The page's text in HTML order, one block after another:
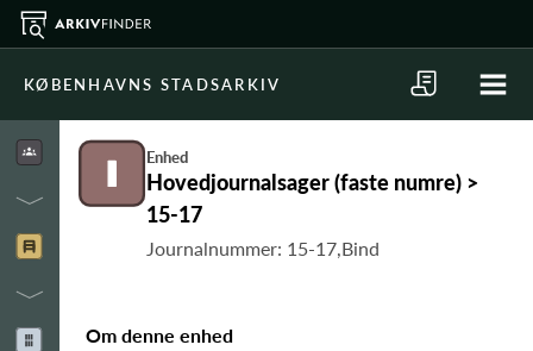
KØBENHAVNS STADSARKIV
Enhed
Hovedjournalsager (faste numre) >
15-17
Journalnummer: 15-17,Bind
Om denne enhed